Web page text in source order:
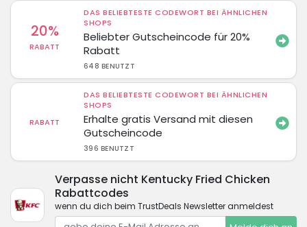
20%
RABATT
DAS BELIEBTESTE CODEWORT BEI ÄHNLICHEN
SHOPS
Beliebter Gutscheincode für 20%
Rabatt
648 BENUTZT
RABATT
DAS BELIEBTESTE CODEWORT BEI ÄHNLICHEN
SHOPS
Erhalte gratis Versand mit diesen
Gutscheincode
396 BENUTZT
Verpasse nicht Kentucky Fried Chicken
Rabattcodes
wenn du dich beim TrustDeals Newsletter anmeldest